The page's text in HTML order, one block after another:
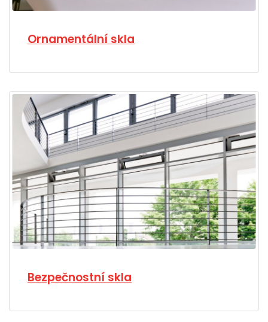
Ornamentální skla
Bezpečnostní skla